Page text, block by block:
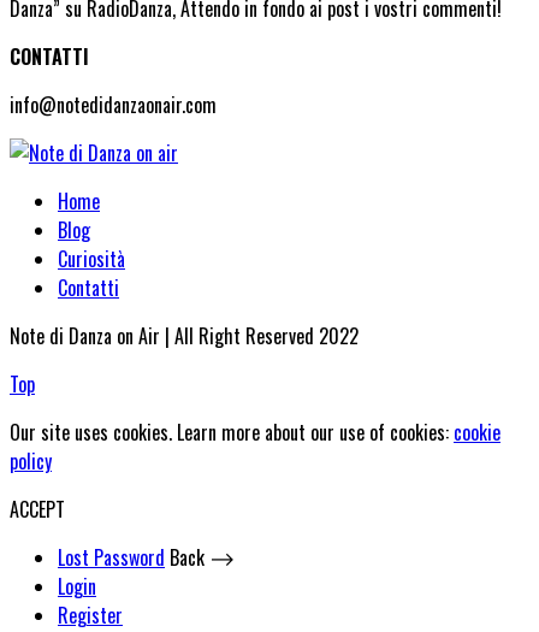
Danza” su RadioDanza, Attendo in fondo ai post i vostri commenti!
CONTATTI
info@notedidanzaonair.com
Home
Blog
Curiosità
Contatti
Note di Danza on Air | All Right Reserved 2022
Top
Our site uses cookies. Learn more about our use of cookies: cookie
policy
ACCEPT
Lost Password Back ⟶
Login
Register